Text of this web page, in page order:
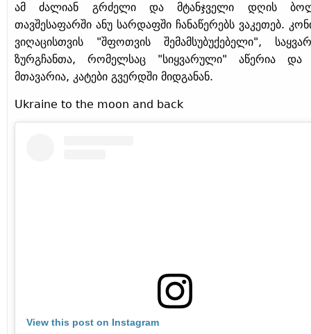
ამ ძალიან გრძელი და მტანჯველი დღის
თავშესაფარში ანუ სარდაფში ჩანაწერებს ვაკეთებ.
ვიღაცისთვის "შფოთვის შემამსუბუქებელი",
ზურგჩანთა, რომელსაც "სიყვარული" აწერია და
მთავარია, კატები გვერდში მიდგანან.
Ukraine to the moon and back
View this post on Instagram